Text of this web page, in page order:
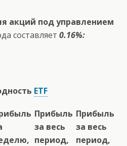
акций под управлением
составляет 0.16%:
ETF
Прибыль
за весь
период,
Прибыль
за весь
период,